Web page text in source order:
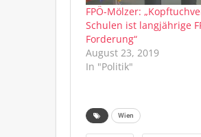
FPÖ-Mölzer:
Schulen ist langjährige
Forderung“
August 23, 2019
In "Politik"
Wien